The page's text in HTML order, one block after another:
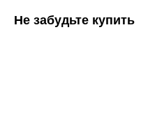
Не забудьте купить